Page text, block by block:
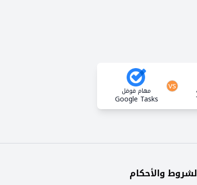
مهام قوقل
Google Tasks
vs
والأحكام